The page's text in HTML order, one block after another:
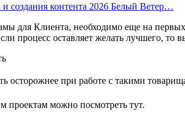
создания контента 2026 Белый Ветер…
для Клиента, необходимо еще на
процесс оставляет желать лучшего, то
осторожнее при работе с такими
проектам можно посмотреть тут.